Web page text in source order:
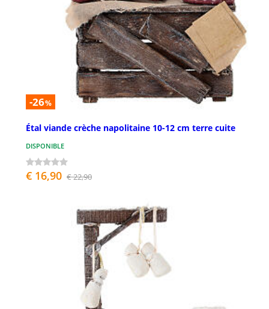
-26%
Étal viande crèche napolitaine 10-12 cm terre cuite
DISPONIBLE
€ 16,90 € 22,90